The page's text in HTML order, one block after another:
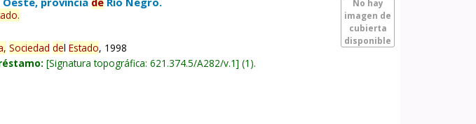
No hay
imagen de
cubierta
disponible
.
Sociedad delEstado, 1998
Signatura topográfica:621.374.5/A282/v.1 (1).